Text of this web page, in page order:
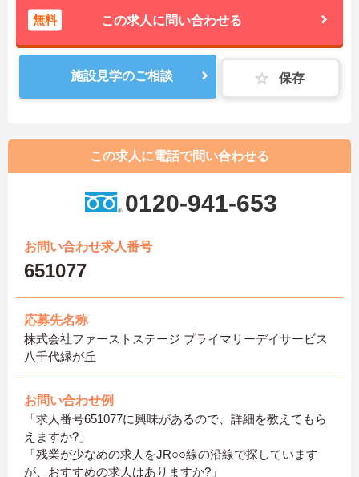
無料 この求人に問い合わせる
施設見学のご相談 保存
この求人に電話で問い合わせる
0120-941-653
お問い合わせ求人番号
651077
応募先名称
株式会社ファーストステージ プライマリーデイサービス
八千代緑が丘
お問い合わせ例
「求人番号651077に興味があるので、詳細を教えてもら
えますか?」
「残業が少なめの求人をJR○○線の沿線で探しています
が、おすすめの求人はありますか?」